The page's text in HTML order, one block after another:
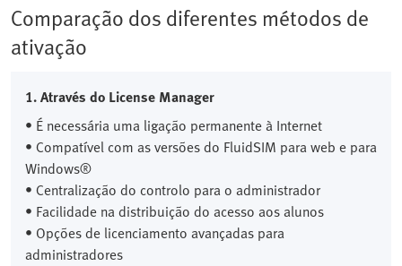
Comparação dos diferentes métodos de
ativação
1. Através do License Manager
• É necessária uma ligação permanente à Internet
• Compatível com as versões do FluidSIM para web e para
Windows®
• Centralização do controlo para o administrador
• Facilidade na distribuição do acesso aos alunos
• Opções de licenciamento avançadas para
administradores